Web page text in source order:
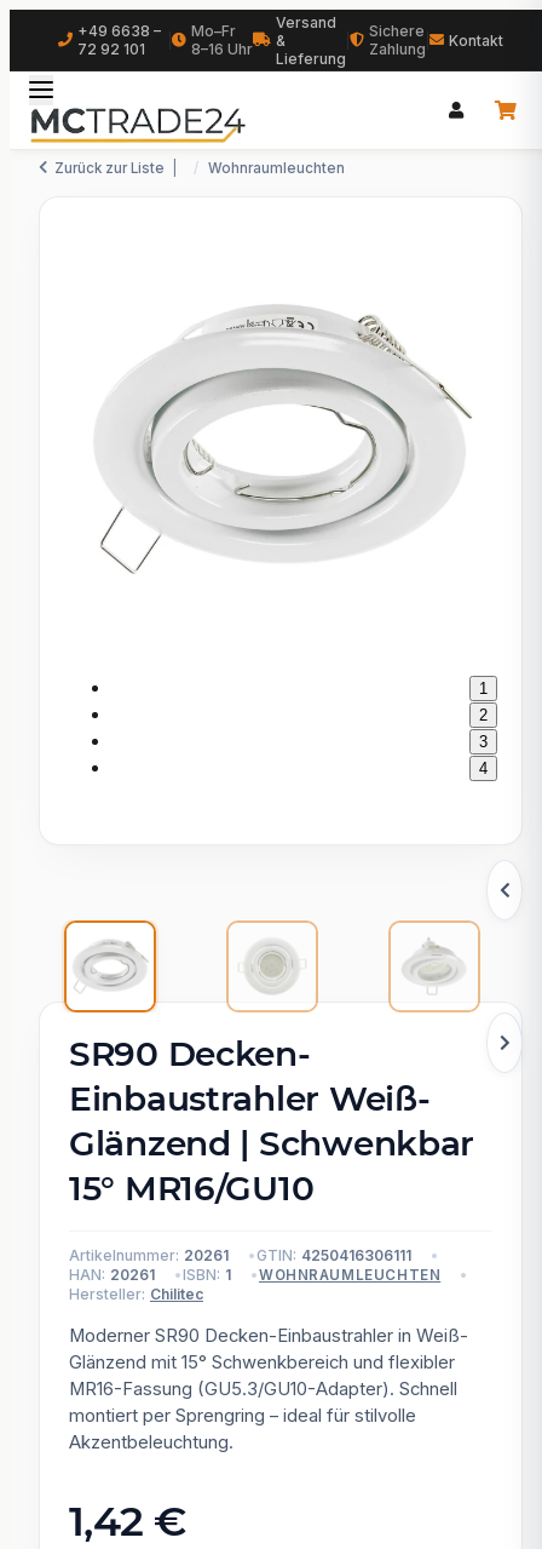
+49 6638 –
72 92 101
Mo–Fr
8–16 Uhr
Versand
&
Lieferung
Sichere
Zahlung
Kontakt
Zurück zur Liste Wohnraumleuchten
1
2
3
4
SR90 Decken-
Einbaustrahler Weiß-
Glänzend | Schwenkbar
15° MR16/GU10
Artikelnummer: 20261 GTIN: 4250416306111
HAN: 20261 ISBN: 1 WOHNRAUMLEUCHTEN
Hersteller: Chilitec
Moderner SR90 Decken-Einbaustrahler in Weiß-
Glänzend mit 15° Schwenkbereich und flexibler
MR16-Fassung (GU5.3/GU10-Adapter). Schnell
montiert per Sprengring – ideal für stilvolle
Akzentbeleuchtung.
1,42 €